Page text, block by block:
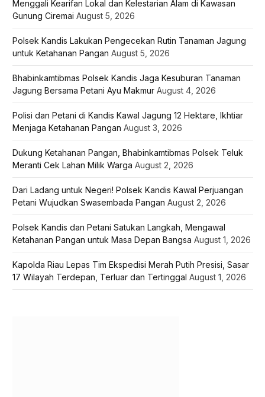
Menggali Kearifan Lokal dan Kelestarian Alam di Kawasan
Gunung Ciremai August 5, 2026
Polsek Kandis Lakukan Pengecekan Rutin Tanaman Jagung
untuk Ketahanan Pangan August 5, 2026
Bhabinkamtibmas Polsek Kandis Jaga Kesuburan Tanaman
Jagung Bersama Petani Ayu Makmur August 4, 2026
Polisi dan Petani di Kandis Kawal Jagung 12 Hektare, Ikhtiar
Menjaga Ketahanan Pangan August 3, 2026
Dukung Ketahanan Pangan, Bhabinkamtibmas Polsek Teluk
Meranti Cek Lahan Milik Warga August 2, 2026
Dari Ladang untuk Negeri! Polsek Kandis Kawal Perjuangan
Petani Wujudkan Swasembada Pangan August 2, 2026
Polsek Kandis dan Petani Satukan Langkah, Mengawal
Ketahanan Pangan untuk Masa Depan Bangsa August 1, 2026
Kapolda Riau Lepas Tim Ekspedisi Merah Putih Presisi, Sasar
17 Wilayah Terdepan, Terluar dan Tertinggal August 1, 2026